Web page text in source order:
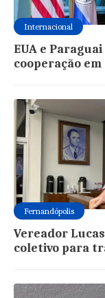
Internacional
EUA e
cooperação
Fernandópolis
Vereador
coletivo para